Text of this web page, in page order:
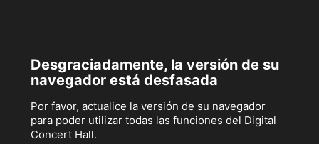
Desgraciadamente, la versión de su
navegador está desfasada
Por favor, actualice la versión de su navegador
para poder utilizar todas las funciones del Digital
Concert Hall.